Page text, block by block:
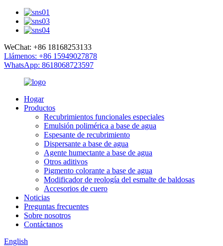
WeChat: +86 18168253133
Llámenos: +86 15949027878
WhatsApp: 8618068723597
Hogar
Productos
Recubrimientos funcionales especiales
Emulsión polimérica a base de agua
Espesante de recubrimiento
Dispersante a base de agua
Agente humectante a base de agua
Otros aditivos
Pigmento colorante a base de agua
Modificador de reología del esmalte de baldosas
Accesorios de cuero
Noticias
Preguntas frecuentes
Sobre nosotros
Contáctanos
English